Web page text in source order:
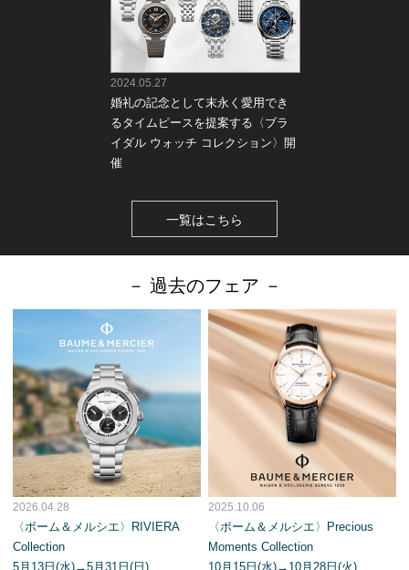
2024.05.27
婚礼の記念として末永く愛用でき
るタイムピースを提案する〈ブラ
イダル ウォッチ コレクション〉開
催
一覧はこちら
－ 過去のフェア －
2026.04.28
〈ボーム＆メルシエ〉RIVIERA
Collection
5月13日(水)→5月31日(日)
2025.10.06
〈ボーム＆メルシエ〉Precious
Moments Collection
10月15日(水)→10月28日(火)